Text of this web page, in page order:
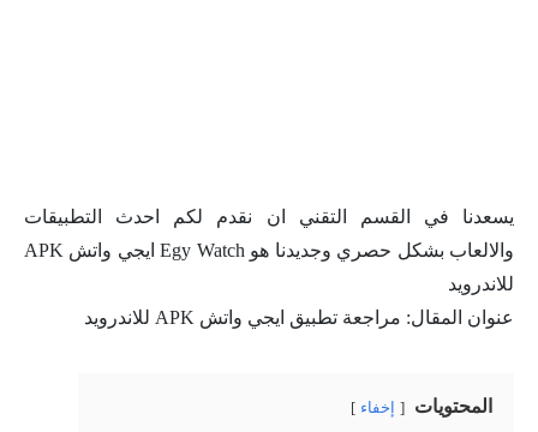
يسعدنا في القسم التقني ان نقدم لكم احدث التطبيقات
والالعاب بشكل حصري وجديدنا هو Egy Watch ايجي واتش APK
للاندرويد
عنوان المقال: مراجعة تطبيق ايجي واتش APK للاندرويد
المحتويات إخفاء